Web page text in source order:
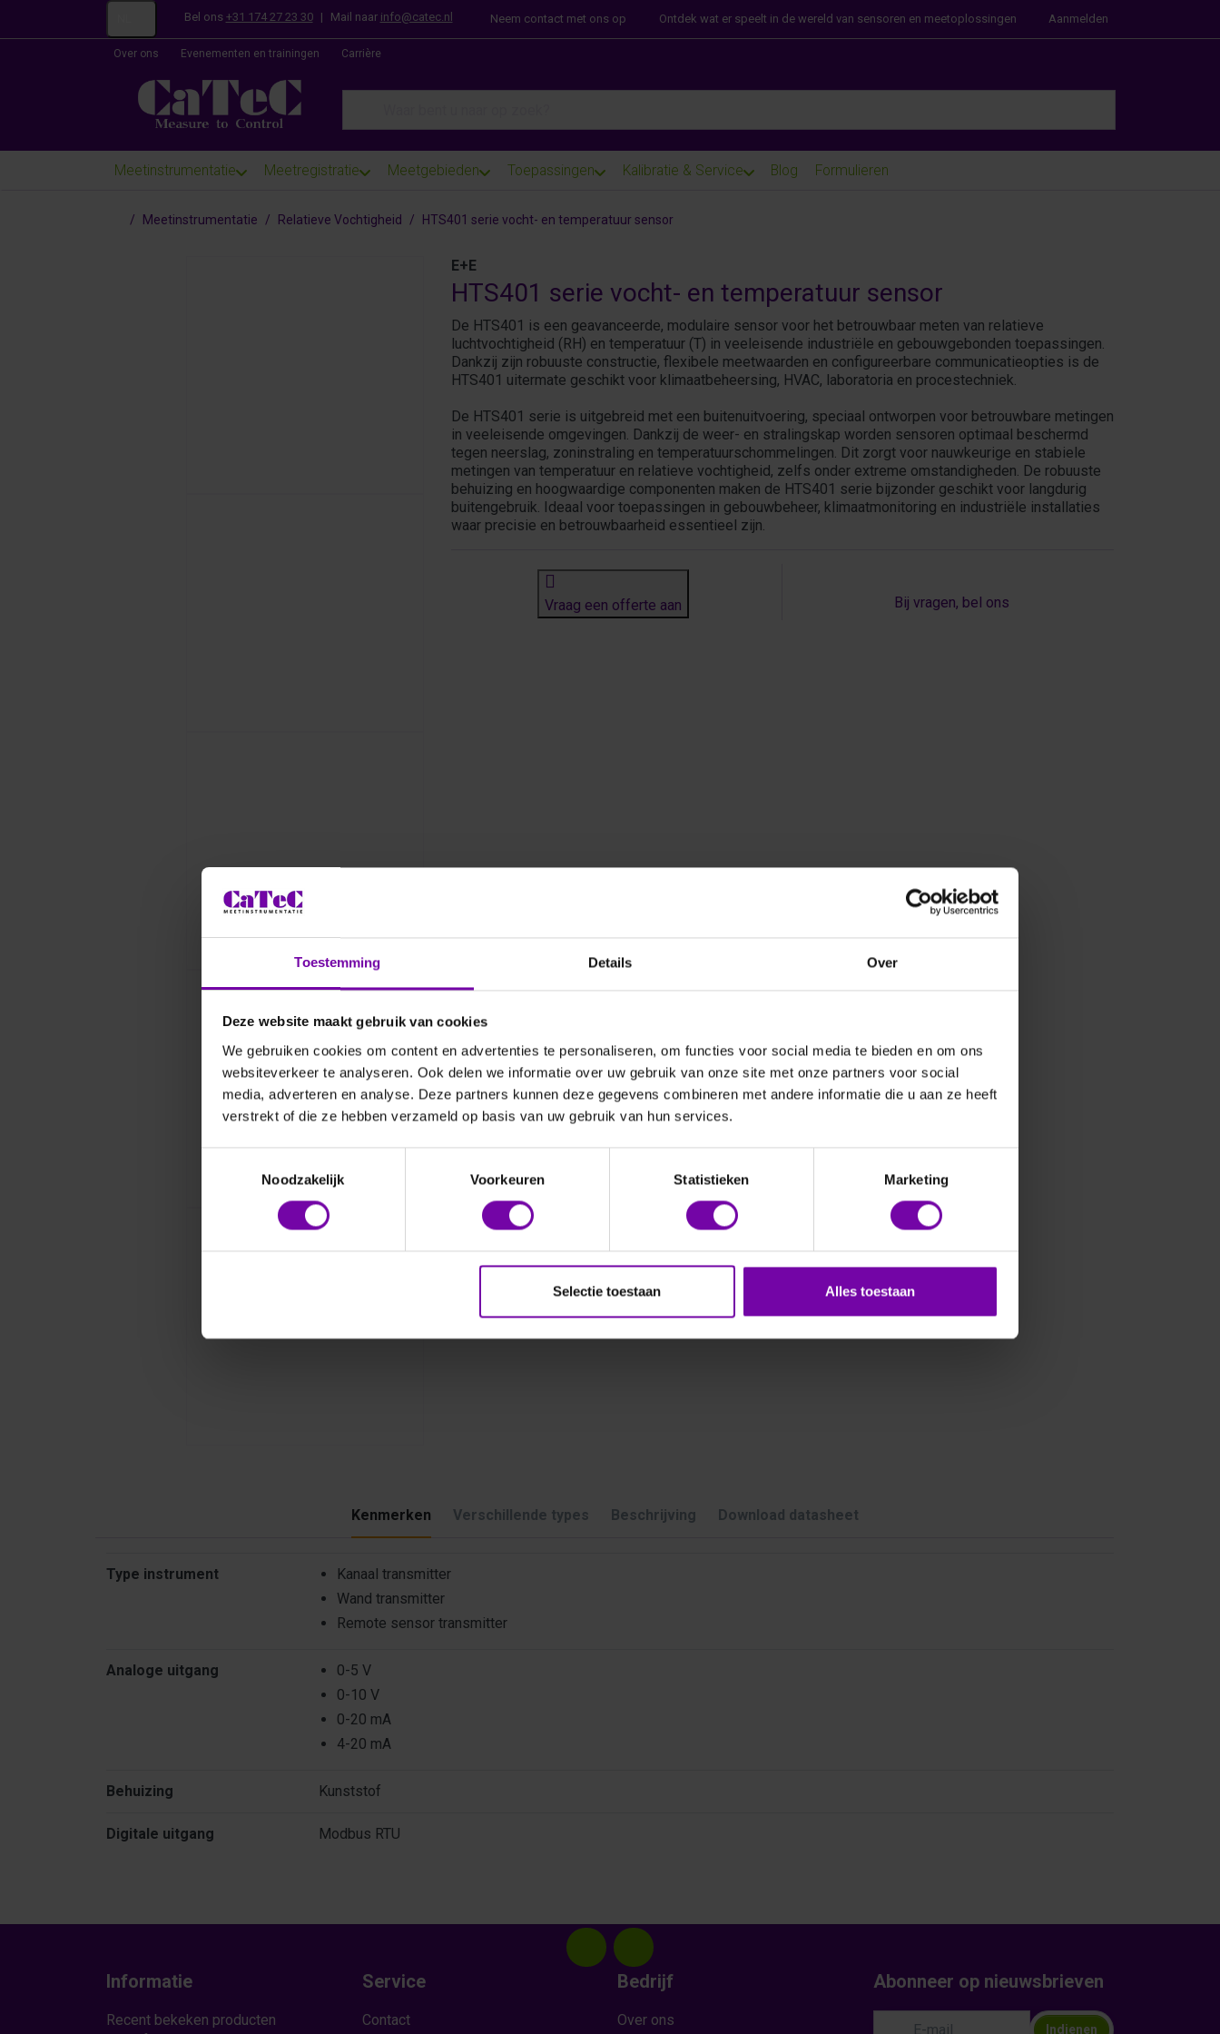
Toestemming Details Over
Deze website maakt gebruik van cookies
We gebruiken cookies om content en advertenties te personaliseren, om functies voor social media te bieden en om ons
websiteverkeer te analyseren. Ook delen we informatie over uw gebruik van onze site met onze partners voor social
media, adverteren en analyse. Deze partners kunnen deze gegevens combineren met andere informatie die u aan ze heeft
verstrekt of die ze hebben verzameld op basis van uw gebruik van hun services.
Noodzakelijk
Voorkeuren Statistieken Marketing
Selectie toestaan Alles toestaan
Bel ons +31 174 27 23 30 | Mail naar info@catec.nl Neem contact met ons op Ontdek wat er speelt in de wereld van sensoren en meetoplossingen Aanmelden
Over ons Evenementen en trainingen Carrière
Meetinstrumentatie Meetregistratie Meetgebieden Toepassingen Kalibratie & Service Blog Formulieren
Startpagina
Meetinstrumentatie Relatieve Vochtigheid HTS401 serie vocht- en temperatuur sensor
E+E
HTS401 serie vocht- en temperatuur sensor
De HTS401 is een geavanceerde, modulaire sensor voor het betrouwbaar meten van relatieve
luchtvochtigheid (RH) en temperatuur (T) in veeleisende industriële en gebouwgebonden toepassingen.
Dankzij zijn robuuste constructie, flexibele meetwaarden en configureerbare communicatie­opties is de
HTS401 uitermate geschikt voor klimaatbeheersing, HVAC, laboratoria en procestechniek.
De HTS401 serie is uitgebreid met een buitenuitvoering, speciaal ontworpen voor betrouwbare metingen
in veeleisende omgevingen. Dankzij de weer- en stralingskap worden sensoren optimaal beschermd
tegen neerslag, zoninstraling en temperatuurschommelingen. Dit zorgt voor nauwkeurige en stabiele
metingen van temperatuur en relatieve vochtigheid, zelfs onder extreme omstandigheden. De robuuste
behuizing en hoogwaardige componenten maken de HTS401 serie bijzonder geschikt voor langdurig
buitengebruik. Ideaal voor toepassingen in gebouwbeheer, klimaatmonitoring en industriële installaties
waar precisie en betrouwbaarheid essentieel zijn.
Vraag een offerte aan Bij vragen, bel ons
Kenmerken Verschillende types Beschrijving Download datasheet
Type instrument
Kanaal transmitter
Wand transmitter
Remote sensor transmitter
Analoge uitgang
0-5 V
0-10 V
0-20 mA
4-20 mA
Behuizing Kunststof
Digitale uitgang Modbus RTU
Informatie
Recent bekeken producten
Service
Contact
Bedrijf
Over ons
Abonneer op nieuwsbrieven
Indienen